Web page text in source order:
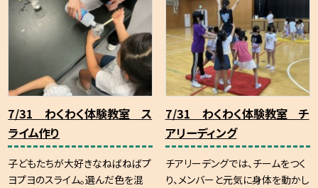
7/31 わくわく体験教室 ス
ライム作り
子どもたちが大好きなねばねばプ
ヨプヨのスライム。選んだ色を混
7/31 わくわく体験教室 チ
アリーディング
チアリーデングでは、チームをつく
り、メンバーと元気に身体を動かし